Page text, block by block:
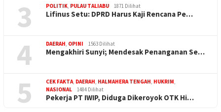
3 POLITIK, PULAU TALIABU 1871 Dilihat
Lifinus Setu: DPRD Harus Kaji Rencana Pe…
4 DAERAH, OPINI 1563 Dilihat
Mengakhiri Sunyi; Mendesak Penanganan Se…
5 CEK FAKTA, DAERAH, HALMAHERA TENGAH, HUKRIM,
NASIONAL
1484 Dilihat
Pekerja PT IWIP, Diduga Dikeroyok OTK Hi…